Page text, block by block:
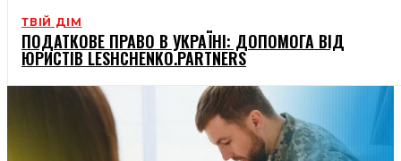
ТВІЙ ДІМ
ПОДАТКОВЕ ПРАВО В УКРАЇНІ: ДОПОМОГА ВІД
ЮРИСТІВ LESHCHENKO.PARTNERS